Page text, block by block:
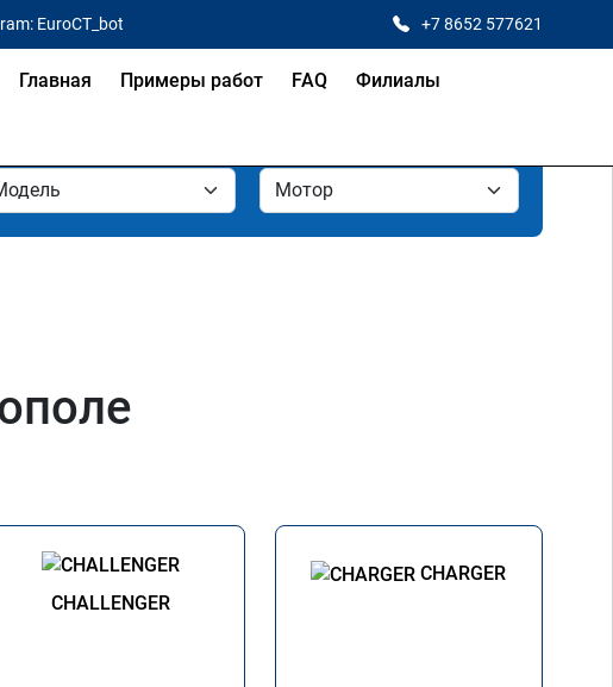
EuroCT_bot +7 8652 577621
Главная Примеры работ FAQ Филиалы
CHALLENGER
CHARGER